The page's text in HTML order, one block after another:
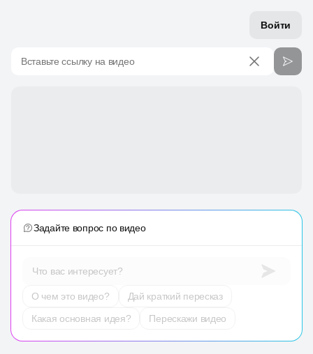
Войти
Вставьте ссылку на видео
Задайте вопрос по видео
Что вас интересует?
О чем это видео?
Дай краткий пересказ
Какая основная идея?
Перескажи видео